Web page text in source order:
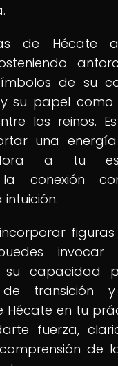
de Hécate
de su
su papel
los reinos.
una
a tu
la conexión
invocar
su capacidad
de transición
Hécate en tu
fuerza,
de